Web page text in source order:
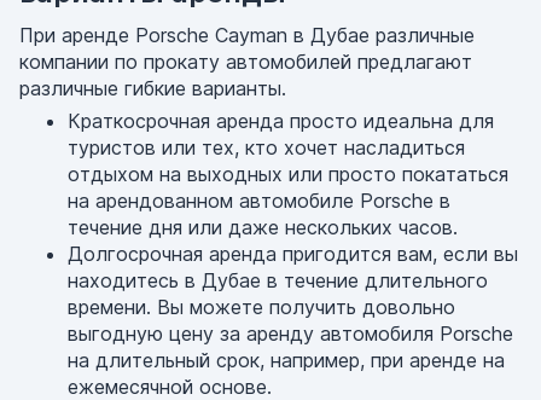
При аренде Porsche Cayman в Дубае различные
компании по прокату автомобилей предлагают
различные гибкие варианты.
Краткосрочная аренда просто идеальна для
туристов или тех, кто хочет насладиться
отдыхом на выходных или просто покататься
на арендованном автомобиле Porsche в
течение дня или даже нескольких часов.
Долгосрочная аренда пригодится вам, если вы
находитесь в Дубае в течение длительного
времени. Вы можете получить довольно
выгодную цену за аренду автомобиля Porsche
на длительный срок, например, при аренде на
ежемесячной основе.